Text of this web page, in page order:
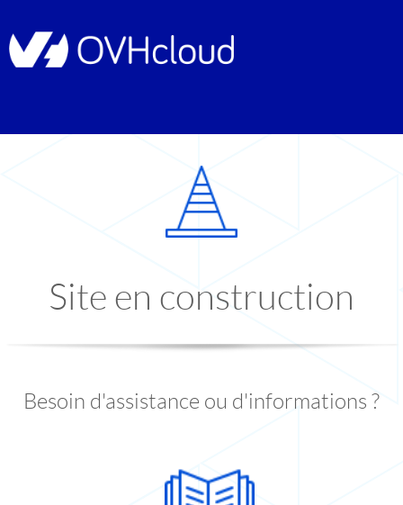
Site en construction
Besoin d'assistance ou d'informations ?